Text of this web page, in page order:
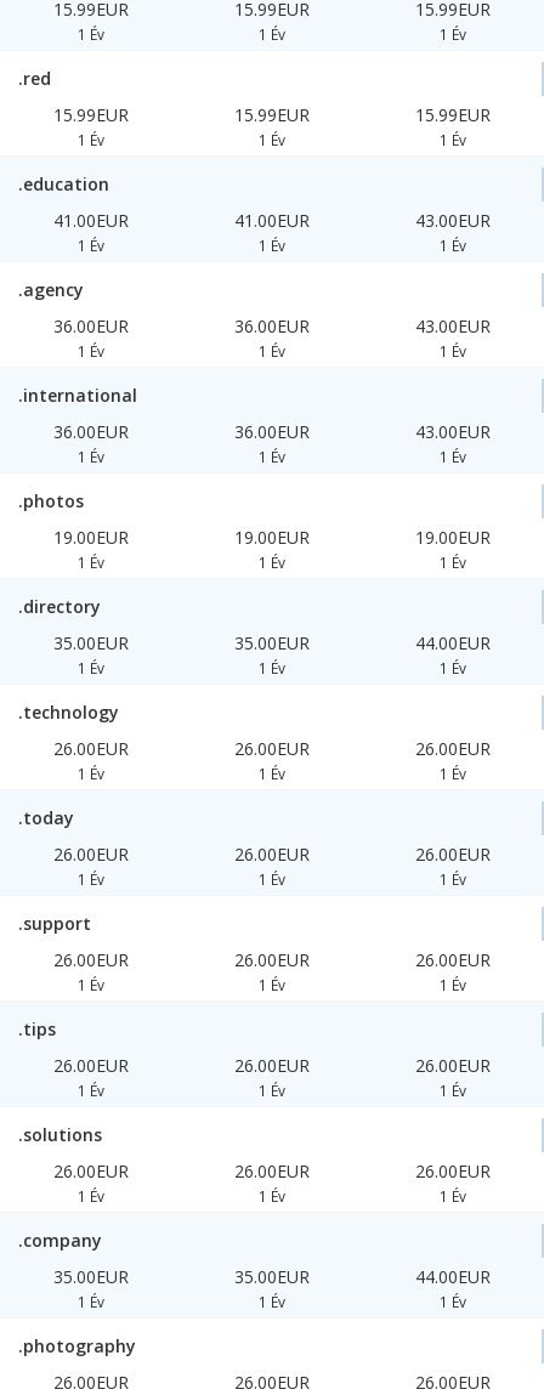
15.99EUR
1 Év
15.99EUR
1 Év
15.99EUR
1 Év
.red
15.99EUR
1 Év
15.99EUR
1 Év
15.99EUR
1 Év
.education
41.00EUR
1 Év
41.00EUR
1 Év
43.00EUR
1 Év
.agency
36.00EUR
1 Év
36.00EUR
1 Év
43.00EUR
1 Év
.international
36.00EUR
1 Év
36.00EUR
1 Év
43.00EUR
1 Év
.photos
19.00EUR
1 Év
19.00EUR
1 Év
19.00EUR
1 Év
.directory
35.00EUR
1 Év
35.00EUR
1 Év
44.00EUR
1 Év
.technology
26.00EUR
1 Év
26.00EUR
1 Év
26.00EUR
1 Év
.today
26.00EUR
1 Év
26.00EUR
1 Év
26.00EUR
1 Év
.support
26.00EUR
1 Év
26.00EUR
1 Év
26.00EUR
1 Év
.tips
26.00EUR
1 Év
26.00EUR
1 Év
26.00EUR
1 Év
.solutions
26.00EUR
1 Év
26.00EUR
1 Év
26.00EUR
1 Év
.company
35.00EUR
1 Év
35.00EUR
1 Év
44.00EUR
1 Év
.photography
26.00EUR
26.00EUR 26.00EUR